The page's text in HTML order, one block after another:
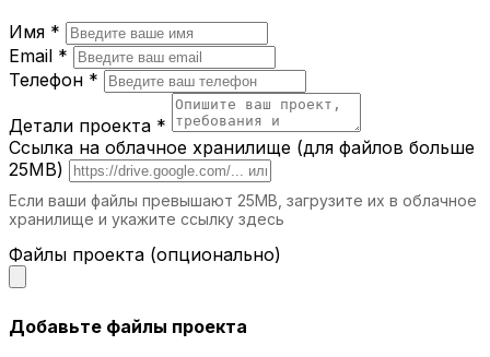
вашей компании с помощью стильной и
современной стойки.
Отели.Первое впечатление гостей
начинается с ресепшн, и наша мебель
помогает создать атмосферу
гостеприимства.
Салоны красоты и спа.Уникальный
дизайн стойки подчеркнет элитность
вашего заведения.
Торговые центры.Функциональные и
привлекательные стойки-ресепшн
Выставочные залы.
для регистрации посетителей и создания
Имя *
Email *
Телефон *
Детали проекта *
Ссылка на облачное хранилище (для файлов больше
25MB)
Если ваши файлы превышают 25MB, загрузите их в облачное
хранилище и укажите ссылку здесь
Файлы проекта (опционально)
Добавьте файлы проекта